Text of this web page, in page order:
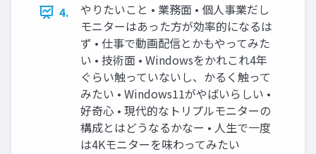
4.
やりたいこと • 業務面 • 個人事業だし
モニターはあった方が効率的になるは
ず • 仕事で動画配信とかもやってみた
い • 技術面 • Windowsをかれこれ4年
ぐらい触っていないし、かるく触って
みたい • Windows11がやばいらしい •
好奇心 • 現代的なトリプルモニターの
構成とはどうなるかなー • 人生で一度
は4Kモニターを味わってみたい